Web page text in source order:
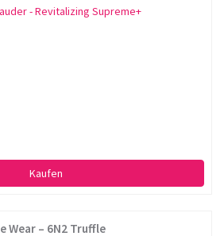
Kaufen
Wear – 6N2 Truffle